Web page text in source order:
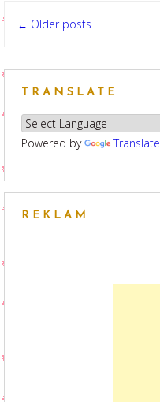
Posts
navigation
← Older posts
TRANSLATE
Powered by Translate
REKLAM